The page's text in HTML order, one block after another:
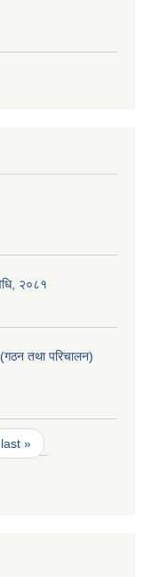
२०८१
तथा परिचालन)
last »